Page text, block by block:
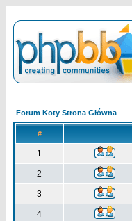
Forum Koty Strona Główna
#
1
2
3
4